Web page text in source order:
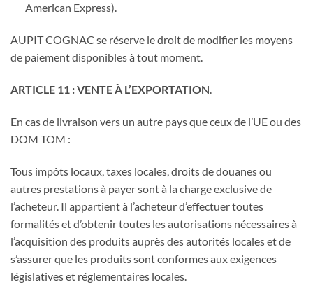
American Express).
AUPIT COGNAC se réserve le droit de modifier les moyens
de paiement disponibles à tout moment.
ARTICLE 11 : VENTE À L’EXPORTATION.
En cas de livraison vers un autre pays que ceux de l’UE ou des
DOM TOM :
Tous impôts locaux, taxes locales, droits de douanes ou
autres prestations à payer sont à la charge exclusive de
l’acheteur. Il appartient à l’acheteur d’effectuer toutes
formalités et d’obtenir toutes les autorisations nécessaires à
l’acquisition des produits auprès des autorités locales et de
s’assurer que les produits sont conformes aux exigences
législatives et réglementaires locales.